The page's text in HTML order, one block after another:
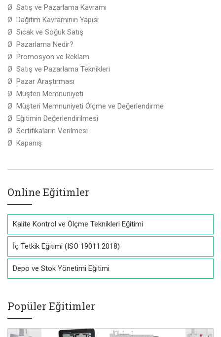
Ø Satış ve Pazarlama Kavramı
Ø Dağıtım Kavramının Yapısı
Ø Sıcak ve Soğuk Satış
Ø Pazarlama Nedir?
Ø Promosyon ve Reklam
Ø Satış ve Pazarlama Teknikleri
Ø Pazar Araştırması
Ø Müşteri Memnuniyeti
Ø Müşteri Memnuniyeti Ölçme ve Değerlendirme
Ø Eğitimin Değerlendirilmesi
Ø Sertifikaların Verilmesi
Ø Kapanış
Online Eğitimler
Kalite Kontrol ve Ölçme Teknikleri Eğitimi
İç Tetkik Eğitimi (ISO 19011:2018)
Depo ve Stok Yönetimi Eğitimi
Popüler Eğitimler